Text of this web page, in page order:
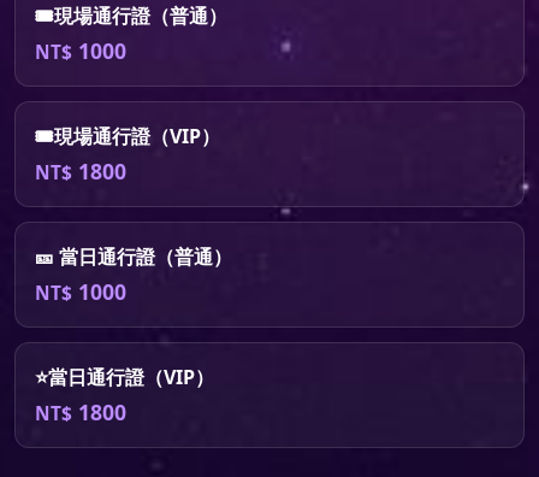
🎟️現場通行證（普通）
NT$ 1000
🎟️現場通行證（VIP）
NT$ 1800
🎫 當日通行證（普通）
NT$ 1000
⭐當日通行證（VIP）
NT$ 1800